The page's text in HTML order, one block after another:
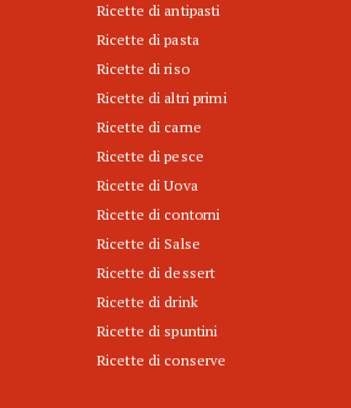
Ricette di antipasti
Ricette di pasta
Ricette di riso
Ricette di altri primi
Ricette di carne
Ricette di pesce
Ricette di Uova
Ricette di contorni
Ricette di Salse
Ricette di dessert
Ricette di drink
Ricette di spuntini
Ricette di conserve